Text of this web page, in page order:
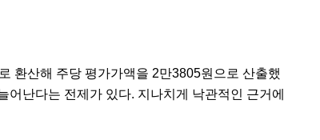
환산해 주당 평가가액을 2만3805원으로 산출했
난다는 전제가 있다. 지나치게 낙관적인 근거에